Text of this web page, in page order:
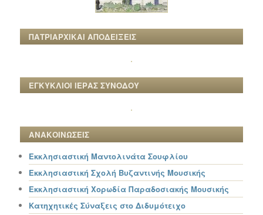
ΠΑΤΡΙΑΡΧΙΚΑΙ ΑΠΟΔΕΙΞΕΙΣ
ΕΓΚΥΚΛΙΟΙ ΙΕΡΑΣ ΣΥΝΟΔΟΥ
ΑΝΑΚΟΙΝΩΣΕΙΣ
Εκκλησιαστική Μαντολινάτα Σουφλίου
Εκκλησιαστική Σχολή Βυζαντινής Μουσικής
Εκκλησιαστική Χορωδία Παραδοσιακής Μουσικής
Κατηχητικές Σύναξεις στο Διδυμότειχο